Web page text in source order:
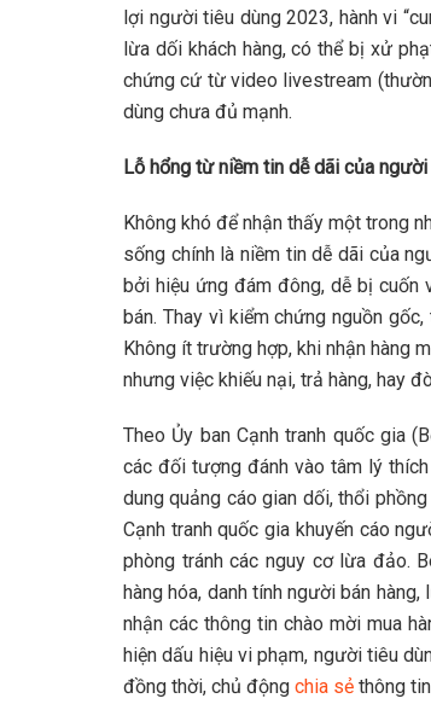
lợi người tiêu dùng 2023, hành vi
lừa dối khách hàng, có thể bị xử
chứng cứ từ video livestream
dùng chưa đủ mạnh.
Lỗ hổng từ niềm tin dễ dãi của
Không khó để nhận thấy một trong
sống chính là niềm tin dễ dãi của
bởi hiệu ứng đám đông, dễ bị cuốn
bán. Thay vì kiểm chứng nguồn
Không ít trường hợp, khi nhận hàng
nhưng việc khiếu nại, trả hàng, hay
Theo Ủy ban Cạnh tranh quốc gia
các đối tượng đánh vào tâm lý
dung quảng cáo gian dối, thổi
Cạnh tranh quốc gia khuyến cáo
phòng tránh các nguy cơ lừa đảo.
hàng hóa, danh tính người bán
nhận các thông tin chào mời mua
hiện dấu hiệu vi phạm, người tiêu
đồng thời, chủ động chia sẻ thông